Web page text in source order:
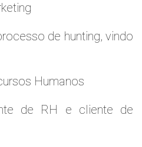
de hunting, vindo
Humanos
de RH e cliente de